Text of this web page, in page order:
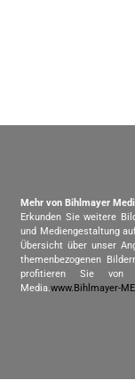
Mehr von Bihlmayer
Erkunden Sie weitere
und Mediengestaltung
Übersicht über unser
themenbezogenen
profitieren Sie von
Media. www.Bihlmayer-